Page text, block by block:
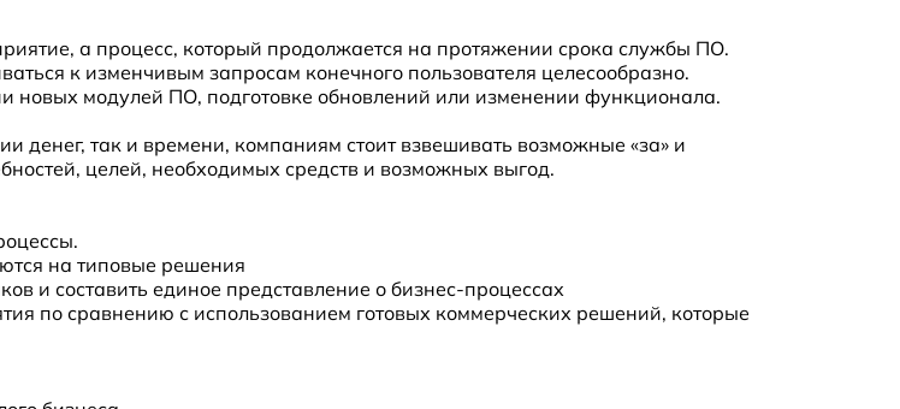
а процесс, который продолжается на протяжении срока службы ПО.
к изменчивым запросам конечного пользователя целесообразно.
модулей ПО, подготовке обновлений или изменении функционала.
денег, так и времени, компаниям стоит взвешивать возможные «за» и
целей, необходимых средств и возможных выгод.
на типовые решения
и составить единое представление о бизнес-процессах
по сравнению с использованием готовых коммерческих решений, которые